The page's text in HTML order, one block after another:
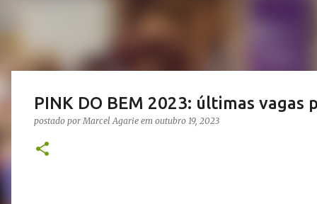
PINK DO BEM 2023: últimas vagas
postado porMarcel Agarie em outubro 19, 2023